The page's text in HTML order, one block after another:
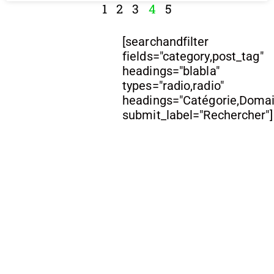
1 2 3 4 5
[searchandfilter
fields="category,post_tag"
headings="blabla"
types="radio,radio"
submit_label="Rechercher"]